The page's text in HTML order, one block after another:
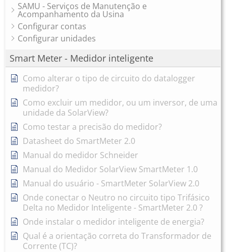
SAMU - Serviços de Manutenção e
Acompanhamento da Usina
Configurar contas
Configurar unidades
Smart Meter - Medidor inteligente
Como alterar o tipo de circuito do datalogger
medidor?
Como excluir um medidor, ou um inversor, de uma
unidade da SolarView?
Como testar a precisão do medidor?
Datasheet do SmartMeter 2.0
Manual do medidor Schneider
Manual do Medidor SolarView SmartMeter 1.0
Manual do usuário - SmartMeter SolarView 2.0
Onde conectar o Neutro no circuito tipo Trifásico
Delta no Medidor Inteligente - SmartMeter 2.0 ?
Onde instalar o medidor inteligente de energia?
Qual é a orientação correta do Transformador de
Corrente (TC)?